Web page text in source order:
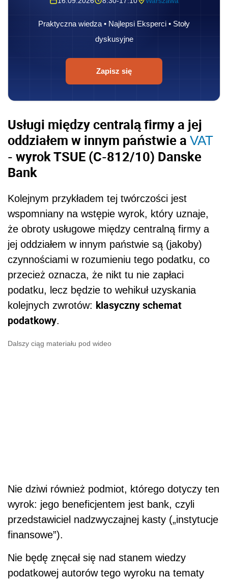
Praktyczna wiedza • Najlepsi Eksperci • Stoły
dyskusyjne
Zapisz się
Usługi między centralą firmy a jej
oddziałem w innym państwie a VAT
- wyrok TSUE (C-812/10) Danske
Bank
Kolejnym przykładem tej twórczości jest
wspomniany na wstępie wyrok, który uznaje,
że obroty usługowe między centralną firmy a
jej oddziałem w innym państwie są (jakoby)
czynnościami w rozumieniu tego podatku, co
przecież oznacza, że nikt tu nie zapłaci
podatku, lecz będzie to wehikuł uzyskania
kolejnych zwrotów: klasyczny schemat
podatkowy.
Dalszy ciąg materiału pod wideo
Nie dziwi również podmiot, którego dotyczy ten
wyrok: jego beneficjentem jest bank, czyli
przedstawiciel nadzwyczajnej kasty („instytucje
finansowe”).
Nie będę znęcał się nad stanem wiedzy
podatkowej autorów tego wyroku na tematy